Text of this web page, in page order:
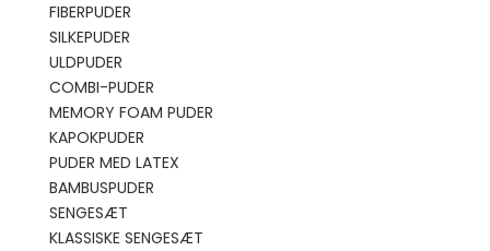
FIBERPUDER
SILKEPUDER
ULDPUDER
COMBI-PUDER
MEMORY FOAM PUDER
KAPOKPUDER
PUDER MED LATEX
BAMBUSPUDER
SENGESÆT
KLASSISKE SENGESÆT